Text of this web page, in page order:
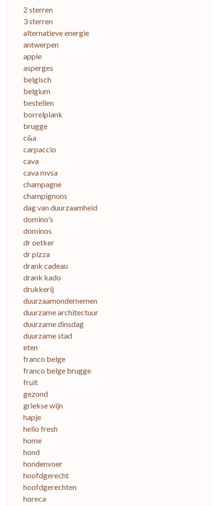
2 sterren
3 sterren
alternatieve energie
antwerpen
apple
asperges
belgisch
belgium
bestellen
borrelplank
brugge
c&a
carpaccio
cava
cava mvsa
champagne
champignons
dag van duurzaamheid
domino's
dominos
dr oetker
dr pizza
drank cadeau
drank kado
drukkerij
duurzaamondernemen
duurzame architectuur
duurzame dinsdag
duurzame stad
eten
franco belge
franco belge brugge
fruit
gezond
griekse wijn
hapje
hello fresh
home
hond
hondenvoer
hoofdgerecht
hoofdgerechten
horeca